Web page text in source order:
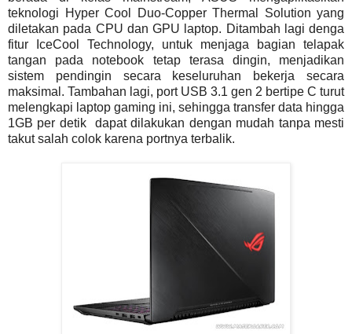
teknologi Hyper Cool Duo-Copper Thermal Solution yang
diletakan pada CPU dan GPU laptop. Ditambah lagi denga
fitur IceCool Technology, untuk menjaga bagian telapak
tangan pada notebook tetap terasa dingin, menjadikan
sistem pendingin secara keseluruhan bekerja secara
maksimal. Tambahan lagi, port USB 3.1 gen 2 bertipe C turut
melengkapi laptop gaming ini, sehingga transfer data hingga
1GB per detik dapat dilakukan dengan mudah tanpa mesti
takut salah colok karena portnya terbalik.